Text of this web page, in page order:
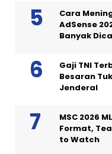
Cara
AdSense
Banyak
Gaji TNI
Besaran
Jenderal
MSC 2026
Format,
to Watch